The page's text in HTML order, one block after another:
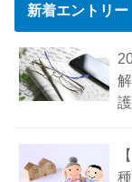
新着エントリー
護